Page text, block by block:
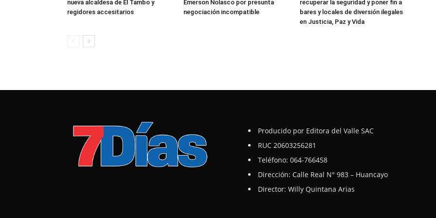
nueva alcaldesa de El Tambo y
regidores accesitarios
Emerson Nolasco por presunta
negociación incompatible
recuperar la seguridad y poner fin a
bares y locales de diversión ilegales
en Justicia, Paz y Vida
Producido por Editora del Valle SAC
RUC 20603256281
Teléfono: 064-766458
Dirección: Calle Real N° 983 – Huancayo
Director: Willy Quintana Arias